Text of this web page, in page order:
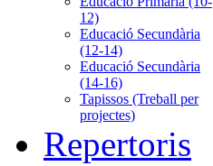
12)
Educació Secundària
(12-14)
Educació Secundària
(14-16)
Tapissos (Treball per
projectes)
Repertoris